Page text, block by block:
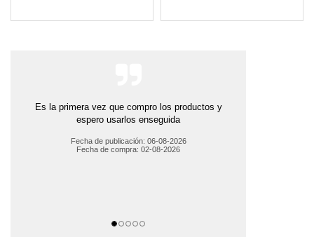
Es la primera vez que compro los productos y
espero usarlos enseguida
Fecha de publicación: 06-08-2026
Fecha de compra: 02-08-2026